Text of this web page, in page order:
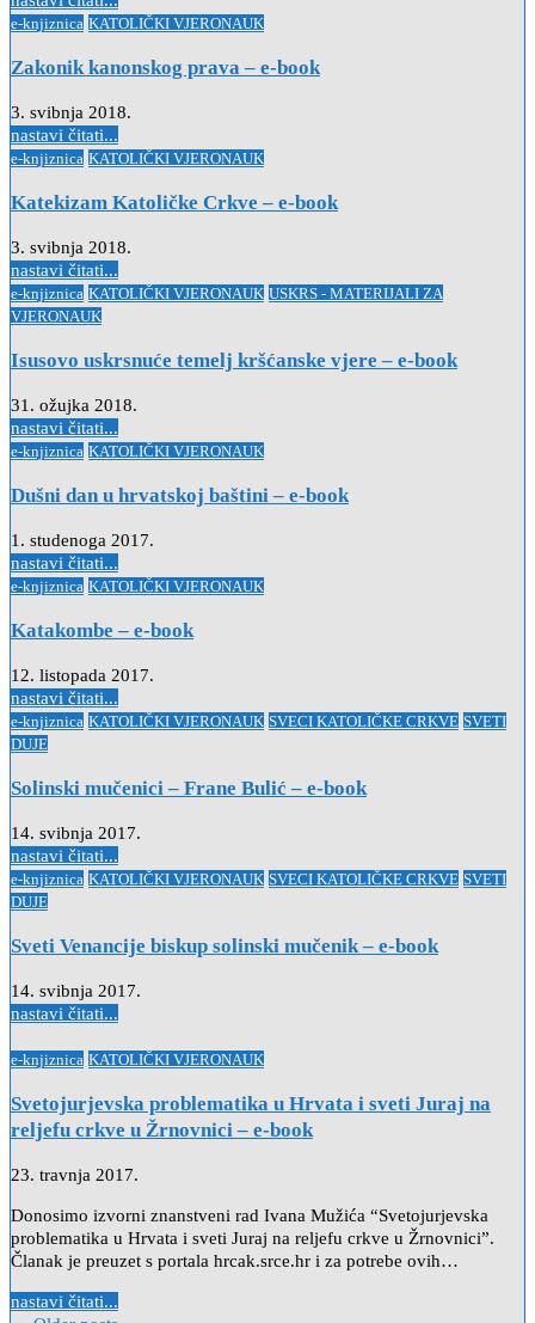
Posted
e-knjiznica KATOLIČKI VJERONAUK
Zakonik kanonskog prava – e-book
3. svibnja 2018.
nastavi čitati...
Posted
e-knjiznica KATOLIČKI VJERONAUK
Katekizam Katoličke Crkve – e-book
3. svibnja 2018.
nastavi čitati...
Posted
in
e-knjiznica KATOLIČKI VJERONAUK USKRS - MATERIJALI ZA
VJERONAUK
Isusovo uskrsnuće temelj kršćanske vjere – e-book
31. ožujka 2018.
nastavi čitati...
Posted
e-knjiznica KATOLIČKI VJERONAUK
Dušni dan u hrvatskoj baštini – e-book
1. studenoga 2017.
nastavi čitati...
Posted
e-knjiznica KATOLIČKI VJERONAUK
Katakombe – e-book
12. listopada 2017.
nastavi čitati...
Posted
in
e-knjiznica KATOLIČKI VJERONAUK SVECI KATOLIČKE CRKVE SVETI
DUJE
Solinski mučenici – Frane Bulić – e-book
14. svibnja 2017.
nastavi čitati...
Posted
in
e-knjiznica KATOLIČKI VJERONAUK SVECI KATOLIČKE CRKVE SVETI
DUJE
Sveti Venancije biskup solinski mučenik – e-book
14. svibnja 2017.
nastavi čitati...
Posted
e-knjiznica KATOLIČKI VJERONAUK
Svetojurjevska problematika u Hrvata i sveti Juraj na
reljefu crkve u Žrnovnici – e-book
23. travnja 2017.
Donosimo izvorni znanstveni rad Ivana Mužića “Svetojurjevska
problematika u Hrvata i sveti Juraj na reljefu crkve u Žrnovnici”.
Članak je preuzet s portala hrcak.srce.hr i za potrebe ovih…
nastavi čitati...